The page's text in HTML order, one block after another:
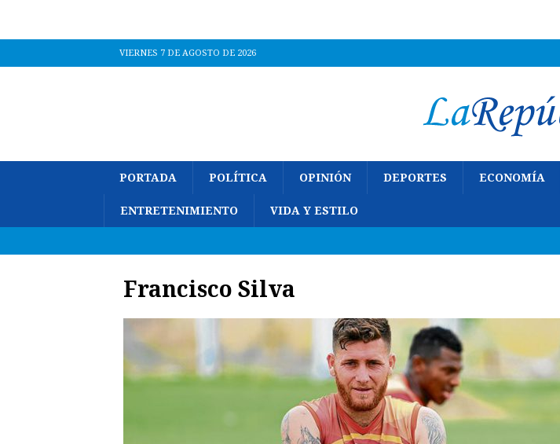
VIERNES 7 DE AGOSTO DE 2026
PORTADA POLÍTICA OPINIÓN DEPORTES ECONOMÍA
ENTRETENIMIENTO VIDA Y ESTILO
Francisco Silva